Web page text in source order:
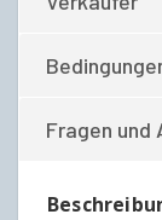
Fragen und